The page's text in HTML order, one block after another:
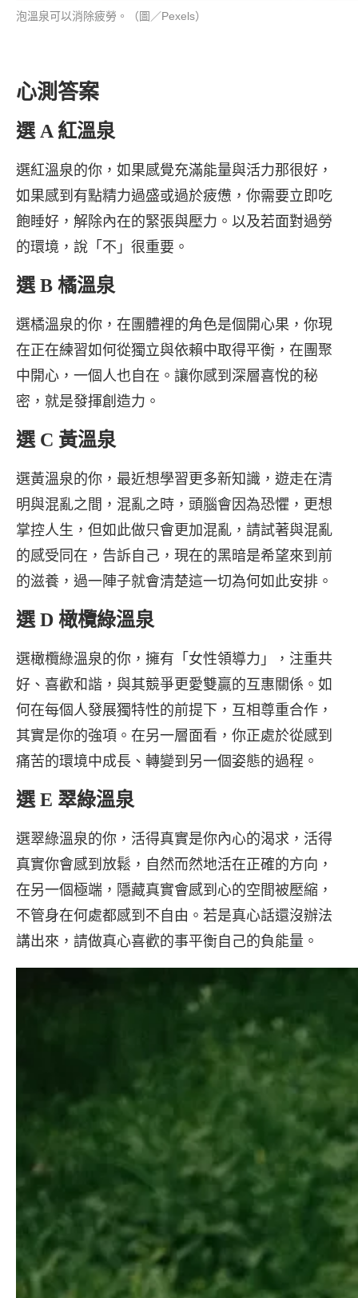
泡溫泉可以消除疲勞。（圖／Pexels）
心測答案
選 A 紅溫泉
選紅溫泉的你，如果感覺充滿能量與活力那很好，
如果感到有點精力過盛或過於疲憊，你需要立即吃
飽睡好，解除內在的緊張與壓力。以及若面對過勞
的環境，說「不」很重要。
選 B 橘溫泉
選橘溫泉的你，在團體裡的角色是個開心果，你現
在正在練習如何從獨立與依賴中取得平衡，在團聚
中開心，一個人也自在。讓你感到深層喜悅的秘
密，就是發揮創造力。
選 C 黃溫泉
選黃溫泉的你，最近想學習更多新知識，遊走在清
明與混亂之間，混亂之時，頭腦會因為恐懼，更想
掌控人生，但如此做只會更加混亂，請試著與混亂
的感受同在，告訴自己，現在的黑暗是希望來到前
的滋養，過一陣子就會清楚這一切為何如此安排。
選 D 橄欖綠溫泉
選橄欖綠溫泉的你，擁有「女性領導力」，注重共
好、喜歡和諧，與其競爭更愛雙贏的互惠關係。如
何在每個人發展獨特性的前提下，互相尊重合作，
其實是你的強項。在另一層面看，你正處於從感到
痛苦的環境中成長、轉變到另一個姿態的過程。
選 E 翠綠溫泉
選翠綠溫泉的你，活得真實是你內心的渴求，活得
真實你會感到放鬆，自然而然地活在正確的方向，
在另一個極端，隱藏真實會感到心的空間被壓縮，
不管身在何處都感到不自由。若是真心話還沒辦法
講出來，請做真心喜歡的事平衡自己的負能量。